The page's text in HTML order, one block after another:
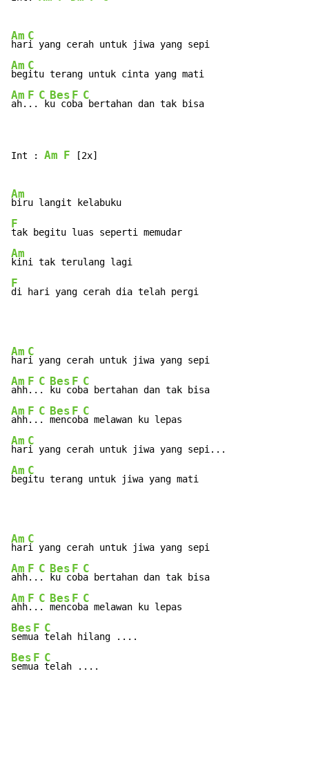
Am
har
C
Am
beg
C
Am
ah.
F
..
C
k
Bes
u co
F
ba
C
bertahan dan tak bisa
Int : Am F [2x]
Am
F
Am
F
di hari yang cerah dia telah pergi
Am
har
C
Am
ahh
F
..
C
.
Bes
ku c
F
ob
C
Am
ahh
F
..
C
.
Bes
menc
F
ob
C
Am
har
C
Am
beg
C
itu terang untuk jiwa yang mati
Am
har
C
Am
ahh
F
..
C
.
Bes
ku c
F
ob
C
Am
ahh
F
..
C
.
Bes
menc
F
ob
C
Bes
semu
F
a
C
Bes
semu
F
a
C
telah ....